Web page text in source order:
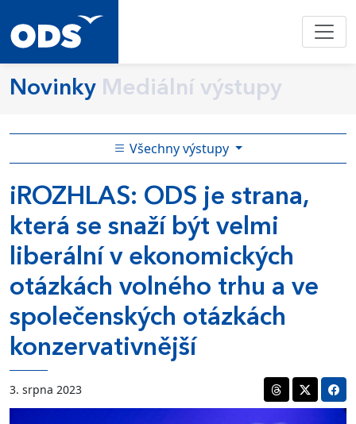
Novinky Mediální výstupy
Všechny výstupy
iROZHLAS: ODS je strana,
která se snaží být velmi
liberální v ekonomických
otázkách volného trhu a ve
společenských otázkách
konzervativnější
3. srpna 2023